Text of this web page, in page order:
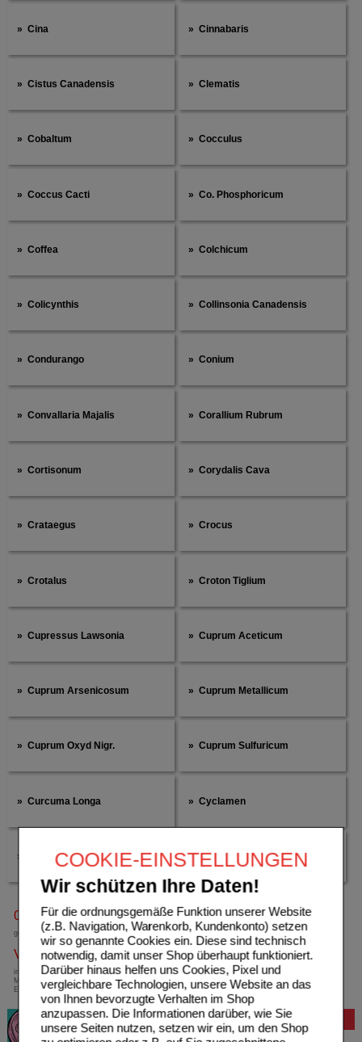
COOKIE-EINSTELLUNGEN
Wir schützen Ihre Daten!
Für die ordnungsgemäße Funktion unserer Website
(z.B. Navigation, Warenkorb, Kundenkonto) setzen
wir so genannte Cookies ein. Diese sind technisch
notwendig, damit unser Shop überhaupt funktioniert.
Darüber hinaus helfen uns Cookies, Pixel und
vergleichbare Technologien, unsere Website an das
von Ihnen bevorzugte Verhalten im Shop
anzupassen. Die Informationen darüber, wie Sie
unsere Seiten nutzen, setzen wir ein, um den Shop
Cina Cinnabaris
Cistus Canadensis Clematis
Cobaltum Cocculus
Coccus Cacti Co. Phosphoricum
Coffea Colchicum
Colicynthis Collinsonia Canadensis
Condurango Conium
Convallaria Majalis Corallium Rubrum
Cortisonum Corydalis Cava
Crataegus Crocus
Crotalus Croton Tiglium
Cupressus Lawsonia Cuprum Aceticum
Cuprum Arsenicosum Cuprum Metallicum
Cuprum Oxyd Nigr. Cuprum Sulfuricum
Curcuma Longa Cyclamen
Cynara Scolymus Cypripedium Pubescens
0800-10 11 422
gebührenfreie Rufnummer
Versandkostenfrei
innerhalb Deutschlands bei einem
Mindestbestellwert von 13,99 Euro oder bei
Einsendung eines Kassenrezeptes
Bewertung